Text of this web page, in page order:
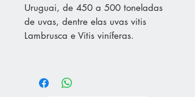
Uruguai, de 450 a 500 toneladas
de uvas, dentre elas uvas vitis
Lambrusca e Vitis viníferas.